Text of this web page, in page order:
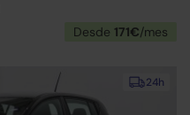
Desde 171€/mes
24h